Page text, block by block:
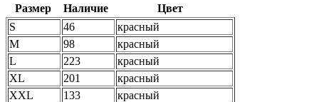
Размер
Наличие
Цвет
S
46
красный
M
98
красный
L
223
красный
XL
201
красный
XXL
133
красный